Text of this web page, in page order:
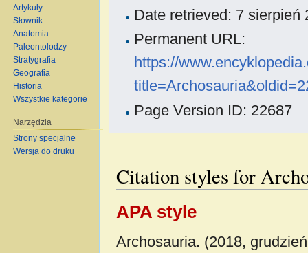
Date retrieved: 7 sierpień
Permanent URL:
https://
Page Version ID: 22687
Citation styles for
APA style
Archosauria. (2018,
Artykuły
Słownik
Anatomia
Paleontolodzy
Stratygrafia
Geografia
Historia
Wszystkie kategorie
Narzędzia
Strony specjalne
Wersja do druku